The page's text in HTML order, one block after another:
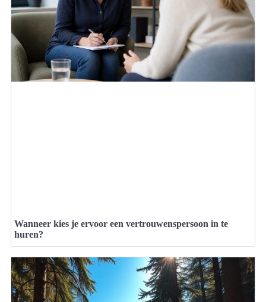
Wanneer kies je ervoor een vertrouwenspersoon in te
huren?